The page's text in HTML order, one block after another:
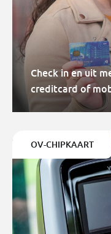
Check in en uit
creditcard of
OV-CHIPKAART